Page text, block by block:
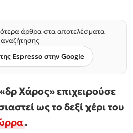
άρθρα στα αποτελέσματα
αναζήτησης
Espresso στην Google
Χάρος» επιχειρούσε
ως το δεξί χέρι του
.